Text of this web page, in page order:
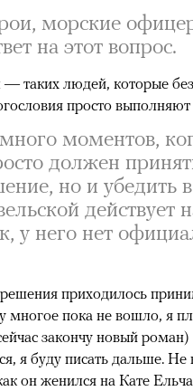
морские
на этот вопрос.
таких людей, которые
просто выполняют
моментов,
должен
но и убедить
действует
у него нет
приходилось
многое пока не вошло, я
закончу новый роман)
я буду писать дальше.
он женился на Кате